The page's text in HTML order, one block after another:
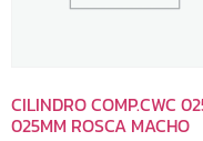
CILINDRO COMP.CWC
025MM ROSCA MACHO